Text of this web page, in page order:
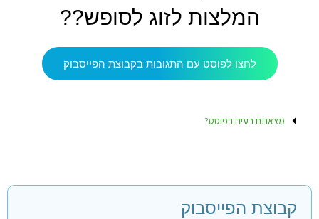
המלצות לזוג לסופש??
לחצו לפוסט עם התגובות בקבוצת הפייסבוק
מצאתם בעיה בפוסט?
קבוצת הפייסבוק